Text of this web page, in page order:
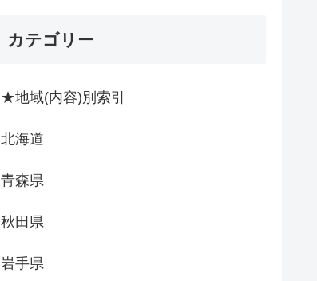
カテゴリー
★地域(内容)別索引
北海道
青森県
秋田県
岩手県